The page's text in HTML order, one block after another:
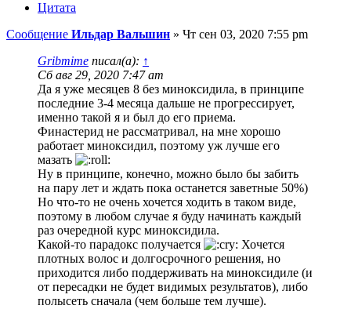
Цитата
Сообщение Ильдар Вальшин » Чт сен 03, 2020 7:55 pm
Gribmime писал(а): ↑
Сб авг 29, 2020 7:47 am
Да я уже месяцев 8 без миноксидила, в принципе
последние 3-4 месяца дальше не прогрессирует,
именно такой я и был до его приема.
Финастерид не рассматривал, на мне хорошо
работает миноксидил, поэтому уж лучше его
мазать
Ну в принципе, конечно, можно было бы забить
на пару лет и ждать пока останется заветные 50%)
Но что-то не очень хочется ходить в таком виде,
поэтому в любом случае я буду начинать каждый
раз очередной курс миноксидила.
Какой-то парадокс получается
Хочется
плотных волос и долгосрочного решения, но
приходится либо поддерживать на миноксидиле (и
от пересадки не будет видимых результатов), либо
полысеть сначала (чем больше тем лучше).